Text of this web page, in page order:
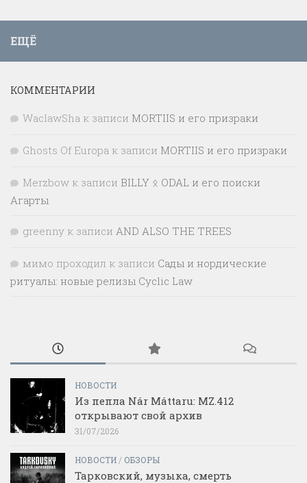
ЕЩЁ
КОММЕНТАРИИ
WaclawSha к записи MORTIIS и его призраки
Ghosts Of Europa к записи MORTIIS и его призраки
Merzbow к записи BILLY ᛟ ODAL и его поиски
Агарты
greenny к записи AND ALSO THE TREES
мимо проходил к записи Сады и нордические
ритуалы: новые релизы Cyclic Law
НОВОСТИ
Из пепла Nár Máttaru: MZ.412
открывают свой архив
31/07/2026
НОВОСТИ / ОБЗОРЫ
Тарковский, музыка, смерть